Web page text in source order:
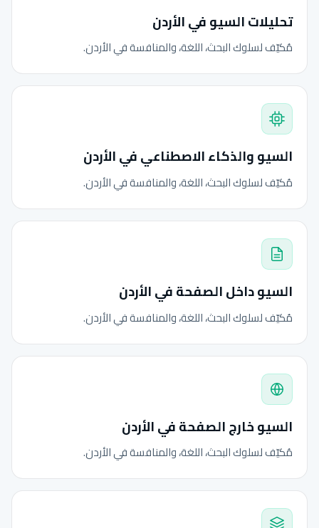
تحليلات السيو في الأردن
مُكيّف لسلوك البحث، اللغة، والمنافسة في الأردن.
السيو والذكاء الاصطناعي في الأردن
مُكيّف لسلوك البحث، اللغة، والمنافسة في الأردن.
السيو داخل الصفحة في الأردن
مُكيّف لسلوك البحث، اللغة، والمنافسة في الأردن.
السيو خارج الصفحة في الأردن
مُكيّف لسلوك البحث، اللغة، والمنافسة في الأردن.